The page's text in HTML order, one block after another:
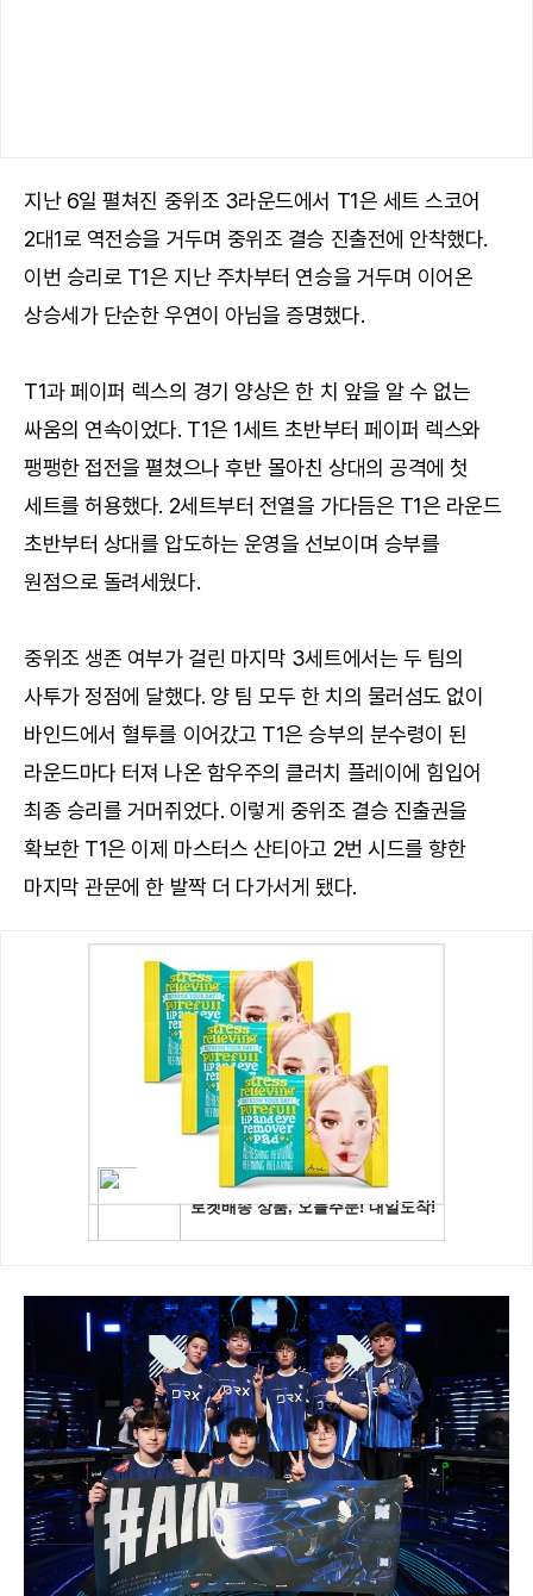
지난 6일 펼쳐진 중위조 3라운드에서 T1은 세트 스코어
2대1로 역전승을 거두며 중위조 결승 진출전에 안착했다.
이번 승리로 T1은 지난 주차부터 연승을 거두며 이어온
상승세가 단순한 우연이 아님을 증명했다.
T1과 페이퍼 렉스의 경기 양상은 한 치 앞을 알 수 없는
싸움의 연속이었다. T1은 1세트 초반부터 페이퍼 렉스와
팽팽한 접전을 펼쳤으나 후반 몰아친 상대의 공격에 첫
세트를 허용했다. 2세트부터 전열을 가다듬은 T1은 라운드
초반부터 상대를 압도하는 운영을 선보이며 승부를
원점으로 돌려세웠다.
중위조 생존 여부가 걸린 마지막 3세트에서는 두 팀의
사투가 정점에 달했다. 양 팀 모두 한 치의 물러섬도 없이
바인드에서 혈투를 이어갔고 T1은 승부의 분수령이 된
라운드마다 터져 나온 함우주의 클러치 플레이에 힘입어
최종 승리를 거머쥐었다. 이렇게 중위조 결승 진출권을
확보한 T1은 이제 마스터스 산티아고 2번 시드를 향한
마지막 관문에 한 발짝 더 다가서게 됐다.